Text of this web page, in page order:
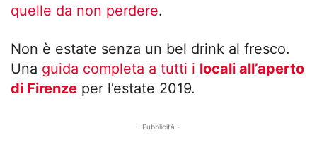
quelle da non perdere.
Non è estate senza un bel drink al fresco.
Una guida completa a tutti i locali all’aperto
di Firenze per l’estate 2019.
- Pubblicità -